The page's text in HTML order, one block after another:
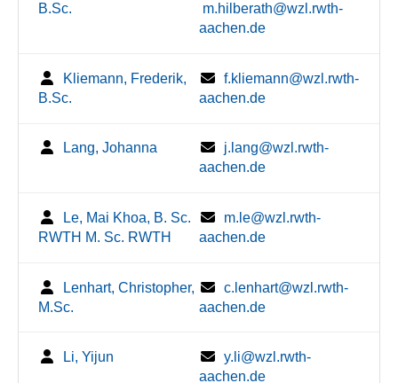
B.Sc.
m.hilberath@wzl.rwth-
aachen.de
Kliemann, Frederik,
B.Sc.
f.kliemann@wzl.rwth-
aachen.de
Lang, Johanna
j.lang@wzl.rwth-
aachen.de
Le, Mai Khoa, B. Sc.
RWTH M. Sc. RWTH
m.le@wzl.rwth-
aachen.de
Lenhart, Christopher,
M.Sc.
c.lenhart@wzl.rwth-
aachen.de
Li, Yijun
y.li@wzl.rwth-
aachen.de